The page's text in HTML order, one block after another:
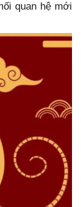
quan hệ mới